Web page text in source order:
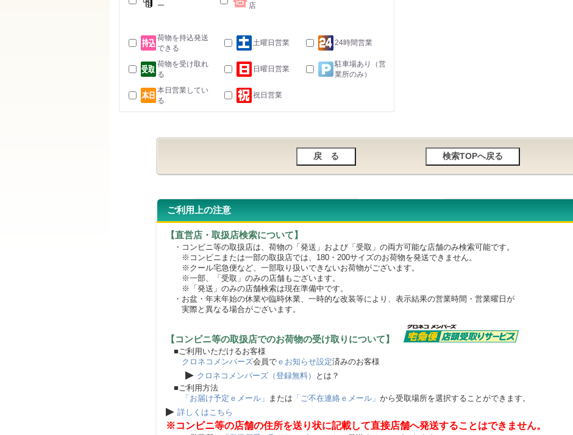
ー
店
荷物を持込発送
できる
土曜日営業 24時間営業
荷物を受け取れ
る
日曜日営業
駐車場あり（営
業所のみ）
本日営業してい
る
祝日営業
ご利用上の注意
【直営店・取扱店検索について】
・コンビニ等の取扱店は、荷物の「発送」および「受取」の両方可能な店舗のみ検索可能です。
※コンビニまたは一部の取扱店では、180・200サイズのお荷物を発送できません。
※クール宅急便など、一部取り扱いできないお荷物がございます。
※一部、「受取」のみの店舗もございます。
※「発送」のみの店舗検索は現在準備中です。
・お盆・年末年始の休業や臨時休業、一時的な改装等により、表示結果の営業時間・営業曜日が
実際と異なる場合がございます。
【コンビニ等の取扱店でのお荷物の受け取りについて】
■ご利用いただけるお客様
クロネコメンバーズ会員で ｅお知らせ設定済みのお客様
▶ クロネコメンバーズ（登録無料）
とは？
■ご利用方法
「お届け予定ｅメール」 または 「ご不在連絡ｅメール」 から受取場所を選択することができます。
▶ 詳しくはこちら
※コンビニ等の店舗の住所を送り状に記載して直接店舗へ発送することはできません。